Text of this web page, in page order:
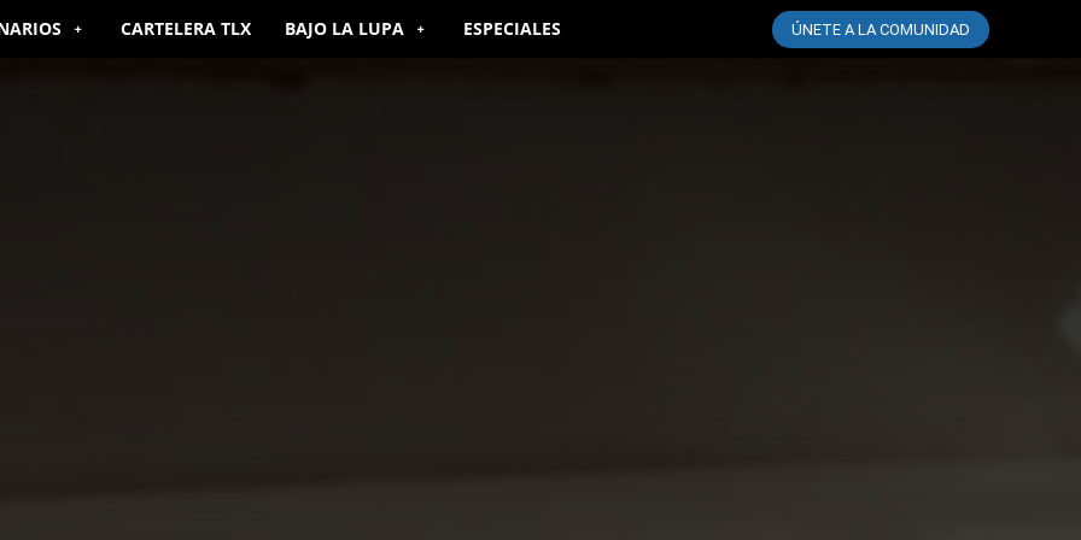
CARTELERA TLX BAJO LA LUPA ESPECIALES ÚNETE A LA COMUNIDAD